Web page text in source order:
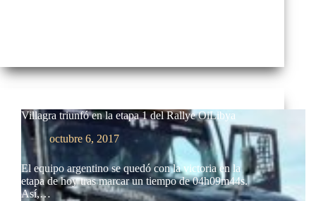
Villagra triunfó en la etapa 1 del Rallye OiLibya
octubre 6, 2017
El equipo argentino se quedó con la victoria en la
etapa de hoy tras marcar un tiempo de 04h09m44s.
Así,…